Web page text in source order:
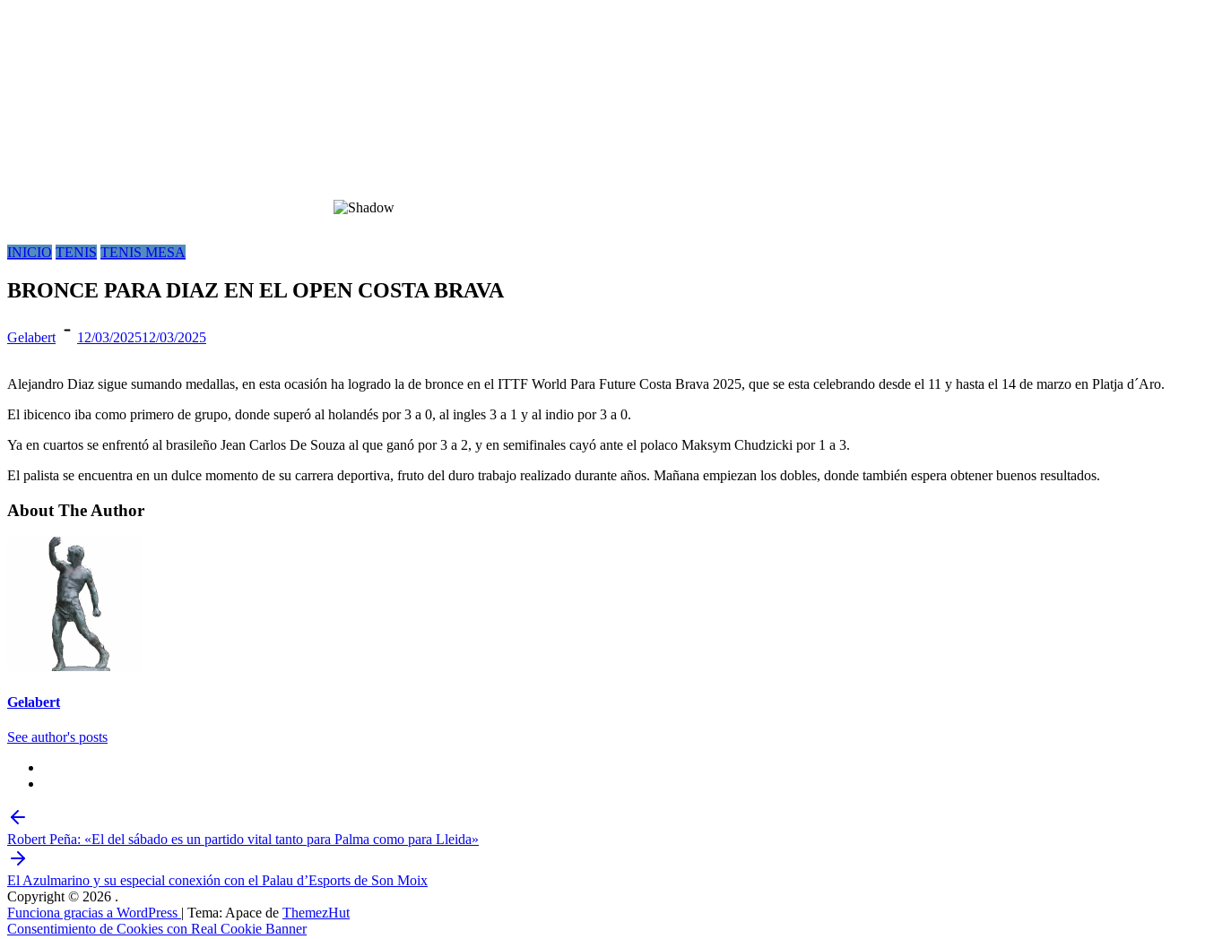
INICIO TENIS TENIS MESA
BRONCE PARA DIAZ EN EL OPEN COSTA BRAVA
Gelabert 12/03/202512/03/2025
Alejandro Diaz sigue sumando medallas, en esta ocasión ha logrado la de bronce en el ITTF World Para Future Costa Brava 2025, que se esta celebrando desde el 11 y hasta el 14 de marzo en Platja d´Aro.
El ibicenco iba como primero de grupo, donde superó al holandés por 3 a 0, al ingles 3 a 1 y al indio por 3 a 0.
Ya en cuartos se enfrentó al brasileño Jean Carlos De Souza al que ganó por 3 a 2, y en semifinales cayó ante el polaco Maksym Chudzicki por 1 a 3.
El palista se encuentra en un dulce momento de su carrera deportiva, fruto del duro trabajo realizado durante años. Mañana empiezan los dobles, donde también espera obtener buenos resultados.
About The Author
Gelabert
See author's posts
Robert Peña: «El del sábado es un partido vital tanto para Palma como para Lleida»
El Azulmarino y su especial conexión con el Palau d’Esports de Son Moix
Copyright © 2026 .
Funciona gracias a WordPress | Tema: Apace de ThemezHut
Consentimiento de Cookies con Real Cookie Banner